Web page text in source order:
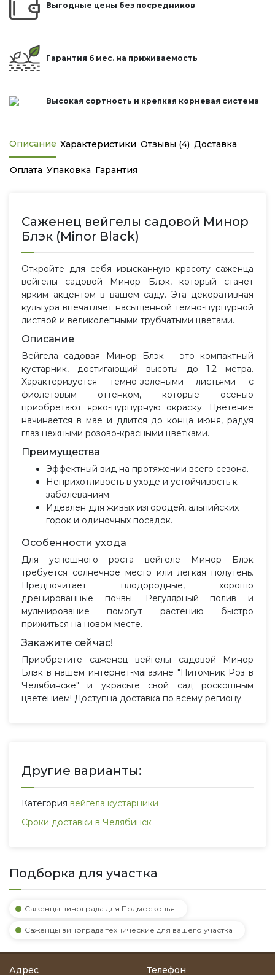
Выгодные цены без посредников
Гарантия 6 мес. на приживаемость
Высокая сортность и крепкая корневая система
Описание Характеристики Отзывы (4) Доставка
Оплата Упаковка Гарантия
Саженец вейгелы садовой Минор
Блэк (Minor Black)
Откройте для себя изысканную красоту саженца
вейгелы садовой Минор Блэк, который станет
ярким акцентом в вашем саду. Эта декоративная
культура впечатляет насыщенной темно-пурпурной
листвой и великолепными трубчатыми цветами.
Описание
Вейгела садовая Минор Блэк – это компактный
кустарник, достигающий высоты до 1,2 метра.
Характеризуется темно-зелеными листьями с
фиолетовым оттенком, которые осенью
приобретают ярко-пурпурную окраску. Цветение
начинается в мае и длится до конца июня, радуя
глаз нежными розово-красными цветками.
Преимущества
Эффектный вид на протяжении всего сезона.
Неприхотливость в уходе и устойчивость к
заболеваниям.
Идеален для живых изгородей, альпийских
горок и одиночных посадок.
Особенности ухода
Для успешного роста вейгеле Минор Блэк
требуется солнечное место или легкая полутень.
Предпочитает плодородные, хорошо
дренированные почвы. Регулярный полив и
мульчирование помогут растению быстро
прижиться на новом месте.
Закажите сейчас!
Приобретите саженец вейгелы садовой Минор
Блэк в нашем интернет-магазине "Питомник Роз в
Челябинске" и украсьте свой сад роскошным
цветением! Доступна доставка по всему региону.
Другие варианты:
Категория вейгела кустарники
Сроки доставки в Челябинск
Подборка для участка
Саженцы винограда для Подмосковья
Саженцы винограда технические для вашего участка
Адрес Телефон